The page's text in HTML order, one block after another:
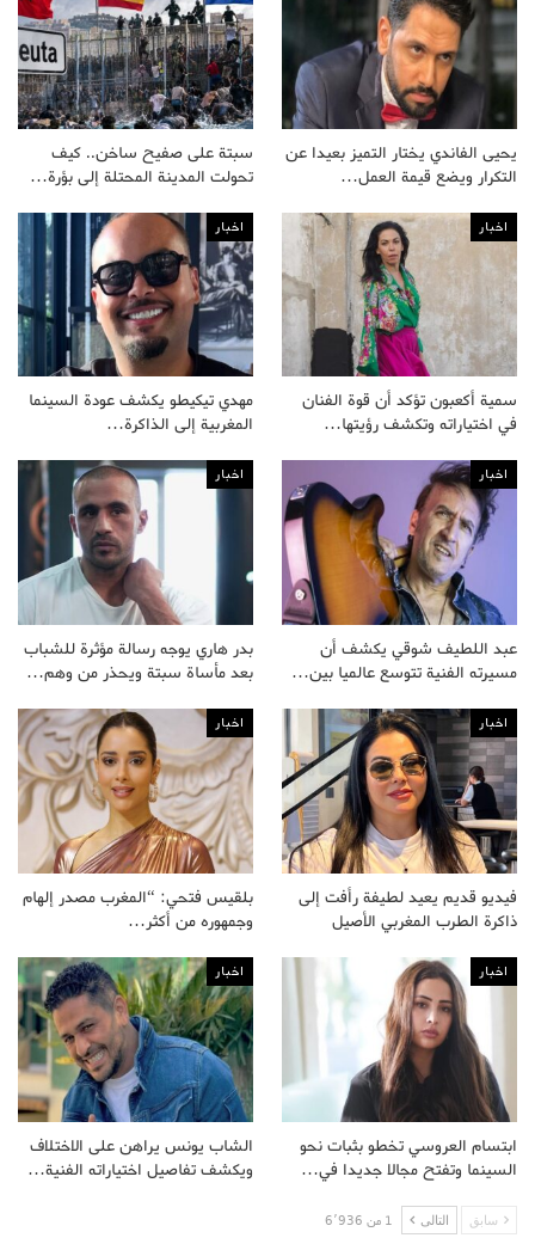
يحيى الفاندي يختار التميز بعيدا عن
التكرار ويضع قيمة العمل…
سبتة على صفيح ساخن.. كيف
تحولت المدينة المحتلة إلى بؤرة…
اخبار
سمية أكعبون تؤكد أن قوة الفنان
في اختياراته وتكشف رؤيتها…
اخبار
مهدي تيكيطو يكشف عودة السينما
المغربية إلى الذاكرة…
اخبار
عبد اللطيف شوقي يكشف أن
مسيرته الفنية تتوسع عالميا بين…
اخبار
بدر هاري يوجه رسالة مؤثرة للشباب
بعد مأساة سبتة ويحذر من وهم…
اخبار
فيديو قديم يعيد لطيفة رأفت إلى
ذاكرة الطرب المغربي الأصيل
اخبار
بلقيس فتحي: “المغرب مصدر إلهام
وجمهوره من أكثر…
اخبار
ابتسام العروسي تخطو بثبات نحو
السينما وتفتح مجالا جديدا في…
اخبار
الشاب يونس يراهن على الاختلاف
ويكشف تفاصيل اختياراته الفنية…
سابق التالى 1 من 6٬936